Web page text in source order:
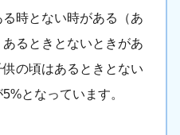
時とない時がある（あ
るときとないときがあ
の頃はあるときとない
となっています。